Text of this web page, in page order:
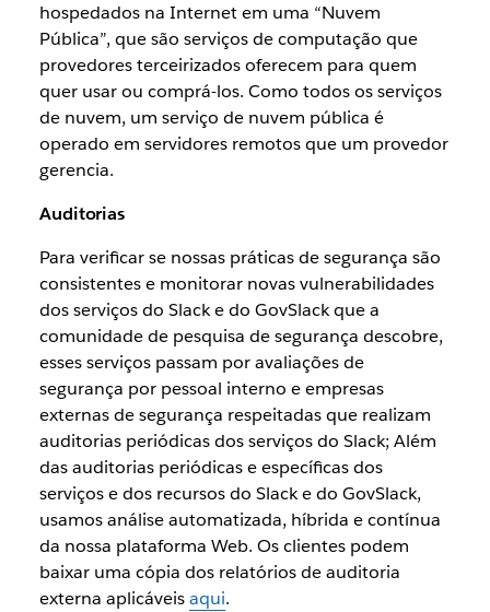
hospedados na Internet em uma “Nuvem
Pública”, que são serviços de computação que
provedores terceirizados oferecem para quem
quer usar ou comprá-los. Como todos os serviços
de nuvem, um serviço de nuvem pública é
operado em servidores remotos que um provedor
gerencia.
Auditorias
Para verificar se nossas práticas de segurança são
consistentes e monitorar novas vulnerabilidades
dos serviços do Slack e do GovSlack que a
comunidade de pesquisa de segurança descobre,
esses serviços passam por avaliações de
segurança por pessoal interno e empresas
externas de segurança respeitadas que realizam
auditorias periódicas dos serviços do Slack; Além
das auditorias periódicas e específicas dos
serviços e dos recursos do Slack e do GovSlack,
usamos análise automatizada, híbrida e contínua
da nossa plataforma Web. Os clientes podem
baixar uma cópia dos relatórios de auditoria
externa aplicáveisaqui.